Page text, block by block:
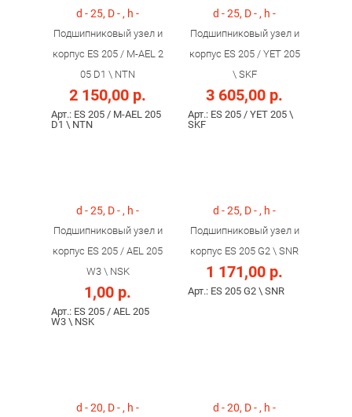
d - 25, D - , h -
Подшипниковый узел и
корпус ES 205 / M-AEL 2
05 D1 \ NTN
2 150,00 р.
Арт.: ES 205 / M-AEL 205
D1 \ NTN
d - 25, D - , h -
Подшипниковый узел и
корпус ES 205 / YET 205
\ SKF
3 605,00 р.
Арт.: ES 205 / YET 205 \
SKF
d - 25, D - , h -
Подшипниковый узел и
корпус ES 205 / AEL 205
W3 \ NSK
1,00 р.
Арт.: ES 205 / AEL 205
W3 \ NSK
d - 25, D - , h -
Подшипниковый узел и
корпус ES 205 G2 \ SNR
1 171,00 р.
Арт.: ES 205 G2 \ SNR
d - 20, D - , h - d - 20, D - , h -